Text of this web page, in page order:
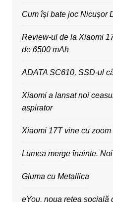
Cum își bate joc Nicușor
Review-ul de la Xiaomi
de 6500 mAh
ADATA SC610, SSD-ul
Xiaomi a lansat noi
aspirator
Xiaomi 17T vine cu
Lumea merge înainte.
Gluma cu Metallica
eYou, noua rețea socială